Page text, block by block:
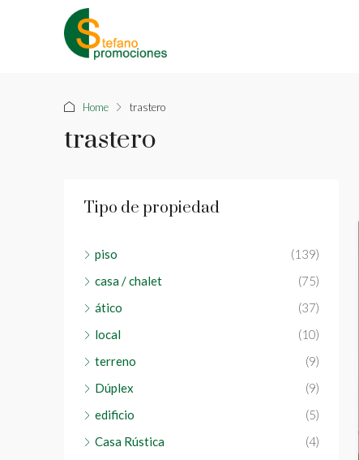
Home trastero
trastero
Tipo de propiedad
piso
(139)
casa / chalet
(75)
ático
(37)
local
(10)
terreno
(9)
Dúplex
(9)
edificio
(5)
Casa Rústica
(4)